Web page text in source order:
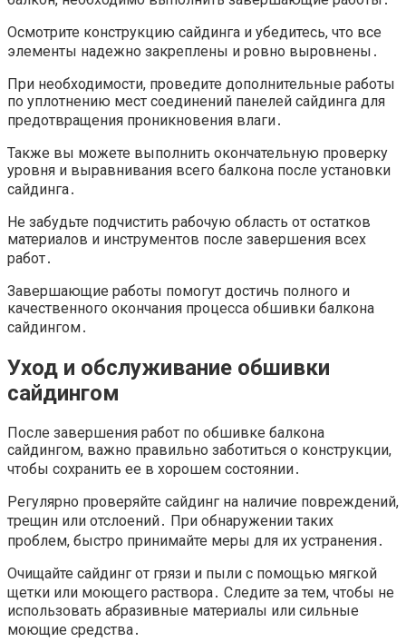
Осмотрите конструкцию сайдинга и убедитесь, что все
элементы надежно закреплены и ровно выровнены․
При необходимости, проведите дополнительные работы
по уплотнению мест соединений панелей сайдинга для
предотвращения проникновения влаги․
Также вы можете выполнить окончательную проверку
уровня и выравнивания всего балкона после установки
сайдинга․
Не забудьте подчистить рабочую область от остатков
материалов и инструментов после завершения всех
работ․
Завершающие работы помогут достичь полного и
качественного окончания процесса обшивки балкона
сайдингом․
Уход и обслуживание обшивки
сайдингом
После завершения работ по обшивке балкона
сайдингом, важно правильно заботиться о конструкции,
чтобы сохранить ее в хорошем состоянии․
Регулярно проверяйте сайдинг на наличие повреждений,
трещин или отслоений․ При обнаружении таких
проблем, быстро принимайте меры для их устранения․
Очищайте сайдинг от грязи и пыли с помощью мягкой
щетки или моющего раствора․ Следите за тем, чтобы не
использовать абразивные материалы или сильные
моющие средства․